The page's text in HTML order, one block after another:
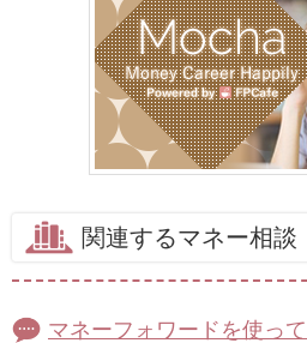
関連するマネー相談
マネーフォワードを使っ